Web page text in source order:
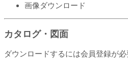
画像ダウンロード
カタログ・図面
ダウンロードするには会員登録が必